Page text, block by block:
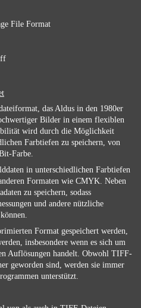
File Format
das Aldus in den 1980er
Bilder in einem flexiblen
wird durch die Möglichkeit
Farbtiefen zu speichern, von
Farbe.
in unterschiedlichen Farbtiefen
Formaten wie CMYK. Neben
zu speichern, sodass
und andere nützliche
Format gespeichert werden,
insbesondere wenn es sich um
Auflösungen handelt. Obwohl TIFF-
geworden sind, werden sie immer
unterstützt.